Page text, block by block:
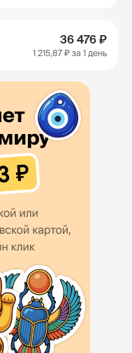
36 476 ₽
1 215,87 ₽ за 1 день